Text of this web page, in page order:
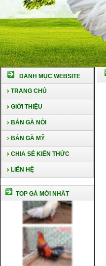
DANH MỤC WEBSITE
TRANG CHỦ
GIỚI THIỆU
BÁN GÀ NÒI
BÁN GÀ MỸ
CHIA SẺ KIẾN THỨC
LIÊN HỆ
TOP GÀ MỚI NHẤT